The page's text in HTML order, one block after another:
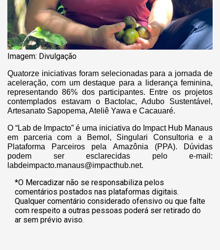
Imagem: Divulgação
Quatorze iniciativas foram selecionadas para a jornada de
aceleração, com um destaque para a liderança feminina,
representando 86% dos participantes. Entre os projetos
contemplados estavam o Bactolac, Adubo Sustentável,
Artesanato Sapopema, Ateliê Yawa e Cacauaré.
O “Lab de Impacto” é uma iniciativa do Impact Hub Manaus
em parceria com a Bemol, Singulari Consultoria e a
Plataforma Parceiros pela Amazônia (PPA). Dúvidas
podem ser esclarecidas pelo e-mail:
labdeimpacto.manaus@impacthub.net.
*O Mercadizar não se responsabiliza pelos
comentários postados nas plataformas digitais.
Qualquer comentário considerado ofensivo ou que falte
com respeito a outras pessoas poderá ser retirado do
ar sem prévio aviso.